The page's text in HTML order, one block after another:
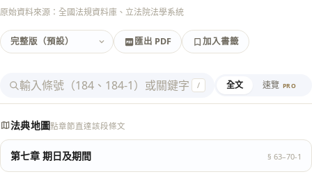
原始資料來源：全國法規資料庫、立法院法學系統
匯出 PDF 加入書籤
匯出 PDF
加入書籤
/ 全文 速覽 PRO
法典地圖點章節直達該段條文
第七章 期日及期間 § 63–70-1